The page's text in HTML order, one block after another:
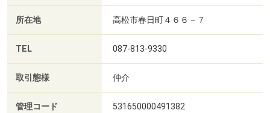
所在地 高松市春日町４６６－７
TEL 087-813-9330
取引態様 仲介
管理コード 531650000491382